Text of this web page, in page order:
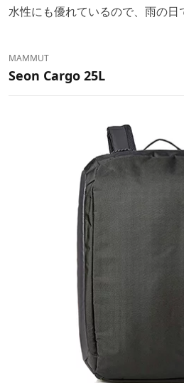
水性にも優れているので、雨の
MAMMUT
Seon Cargo 25L